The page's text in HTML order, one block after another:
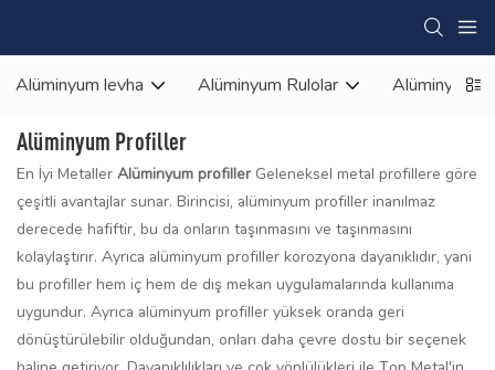
Alüminyum levha Alüminyum Rulolar Alüminyum
Alüminyum Profiller
En İyi Metaller Alüminyum profiller Geleneksel metal profillere göre
çeşitli avantajlar sunar. Birincisi, alüminyum profiller inanılmaz
derecede hafiftir, bu da onların taşınmasını ve taşınmasını
kolaylaştırır. Ayrıca alüminyum profiller korozyona dayanıklıdır, yani
bu profiller hem iç hem de dış mekan uygulamalarında kullanıma
uygundur. Ayrıca alüminyum profiller yüksek oranda geri
dönüştürülebilir olduğundan, onları daha çevre dostu bir seçenek